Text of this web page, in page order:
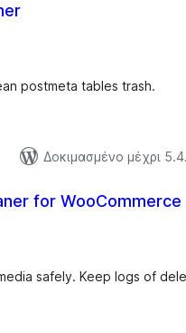
postmeta tables trash.
Δοκιμασμένο μέχρι
for WooCommerce
safely. Keep logs of